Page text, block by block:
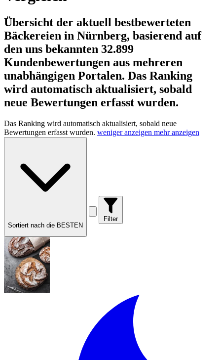
Übersicht der aktuell bestbewerteten
Bäckereien in Nürnberg, basierend auf
den uns bekannten 32.899
Kundenbewertungen aus mehreren
unabhängigen Portalen. Das Ranking
wird automatisch aktualisiert, sobald
neue Bewertungen erfasst wurden.
Das Ranking wird automatisch aktualisiert, sobald neue
Bewertungen erfasst wurden. weniger anzeigen mehr anzeigen
Sortiert nach die BESTEN
Filter